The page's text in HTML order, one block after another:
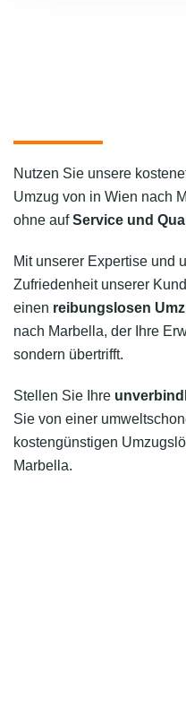
Nutzen Sie unsere
Umzug von in Wien nach
ohne aufService und
Mit unserer Expertise und
Zufriedenheit unserer
einen reibungslosen
nach Marbella, der Ihre
sondern übertrifft.
Stellen Sie Ihre
Sie von einer
kostengünstigen
Marbella.